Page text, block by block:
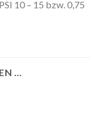
10 – 15 bzw. 0,75
…